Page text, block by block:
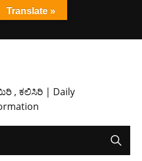
, ಕಲಿಸಿರಿ | Daily
Translate »